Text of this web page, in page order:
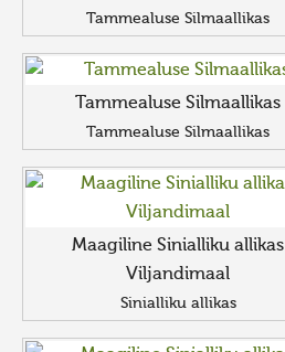
Tammealuse Silmaallikas
Tammealuse Silmaallikas
Tammealuse Silmaallikas
Maagiline Sinialliku allikas
Viljandimaal
Sinialliku allikas